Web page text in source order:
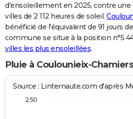
d'ensoleillement en 2025, contre
villes de 2 112 heures de soleil.
bénéficié de l'équivalent de 91 jours
commune se situe à la position n°5
villes les plus ensoleillées.
Pluie à Coulounieix-
Source : Linternaute.com d'après
250